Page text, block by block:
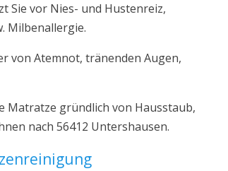
Sie vor Nies- und Hustenreiz,
Milbenallergie.
von Atemnot, tränenden Augen,
gründlich von Hausstaub,
nach 56412 Untershausen.